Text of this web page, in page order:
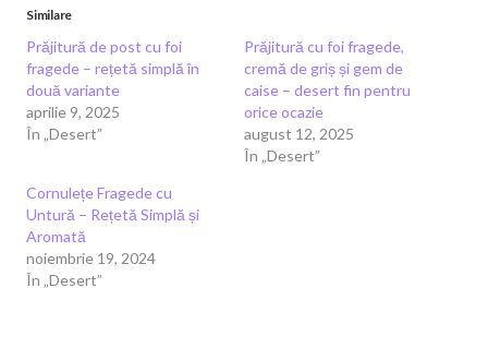
Similare
Prăjitură de post cu foi
fragede – rețetă simplă în
două variante
aprilie 9, 2025
În „Desert”
Prăjitură cu foi fragede,
cremă de griș și gem de
caise – desert fin pentru
orice ocazie
august 12, 2025
În „Desert”
Cornulețe Fragede cu
Untură – Rețetă Simplă și
Aromată
noiembrie 19, 2024
În „Desert”